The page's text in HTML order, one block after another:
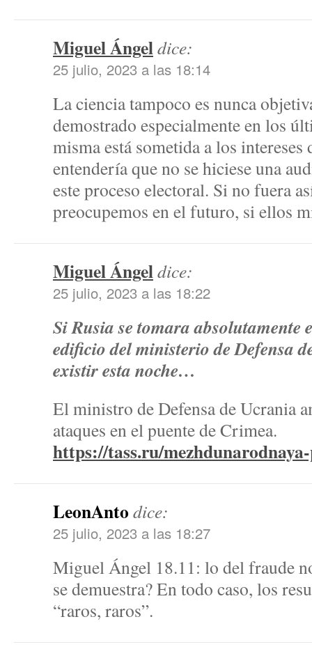
Miguel Ángeldice:
25 julio, 2023 a las 18:14
La ciencia tampoco es nunca
demostrado especialmente en los
misma está sometida a los intereses
entendería que no se hiciese una
este proceso electoral. Si no fuera
preocupemos en el futuro, si ellos
Miguel Ángeldice:
25 julio, 2023 a las 18:22
Si Rusia se tomara absolutamente
edificio del ministerio de Defensa
existir esta noche…
El ministro de Defensa de Ucrania
ataques en el puente de Crimea.
https://tass.ru/
LeonAntodice:
25 julio, 2023 a las 18:27
Miguel Ángel 18.11: lo del fraude
se demuestra? En todo caso, los
“raros, raros”.